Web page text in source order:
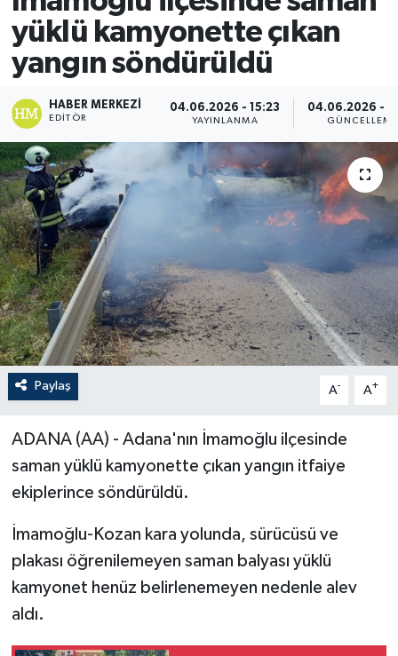
yüklü kamyonette çıkan
yangın söndürüldü
HABER MERKEZI
EDITÖR
04.06.2026 - 15:23
YAYINLANMA
04.06.2026 -
GÜNCELLEME
Paylaş A- A+
ADANA (AA) - Adana'nın İmamoğlu ilçesinde
saman yüklü kamyonette çıkan yangın itfaiye
ekiplerince söndürüldü.
İmamoğlu-Kozan kara yolunda, sürücüsü ve
plakası öğrenilemeyen saman balyası yüklü
kamyonet henüz belirlenemeyen nedenle alev
aldı.